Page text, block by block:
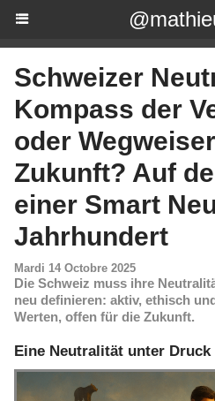
Schweizer
Kompass der
oder
Zukunft? Auf
einer Smart
Jahrhundert
Mardi 14 Octobre 2025
Die Schweiz muss ihre
neu definieren: aktiv, ethisch
Werten, offen für die Zukunft.
Eine Neutralität unter Druck